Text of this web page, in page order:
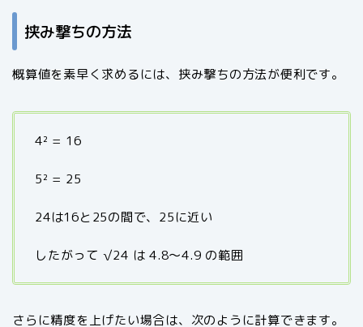
挟み撃ちの方法
概算値を素早く求めるには、挟み撃ちの方法が便利です。
4² = 16
5² = 25
24は16と25の間で、25に近い
したがって √24 は 4.8～4.9 の範囲
さらに精度を上げたい場合は、次のように計算できます。